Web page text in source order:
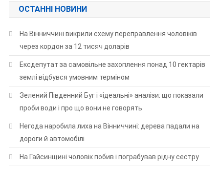
ОСТАННІ НОВИНИ
На Вінниччині викрили схему переправлення чоловіків
через кордон за 12 тисяч доларів
Ексдепутат за самовільне захоплення понад 10 гектарів
землі відбувся умовним терміном
Зелений Південний Буг і «ідеальні» аналізи: що показали
проби води і про що вони не говорять
Негода наробила лиха на Вінниччині: дерева падали на
дороги й автомобілі
На Гайсинщині чоловік побив і пограбував рідну сестру